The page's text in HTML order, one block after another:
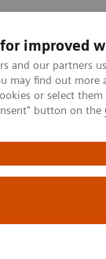
improved
and our partners
may find out
or select
button on the
Öne
Tıbbi
and
of